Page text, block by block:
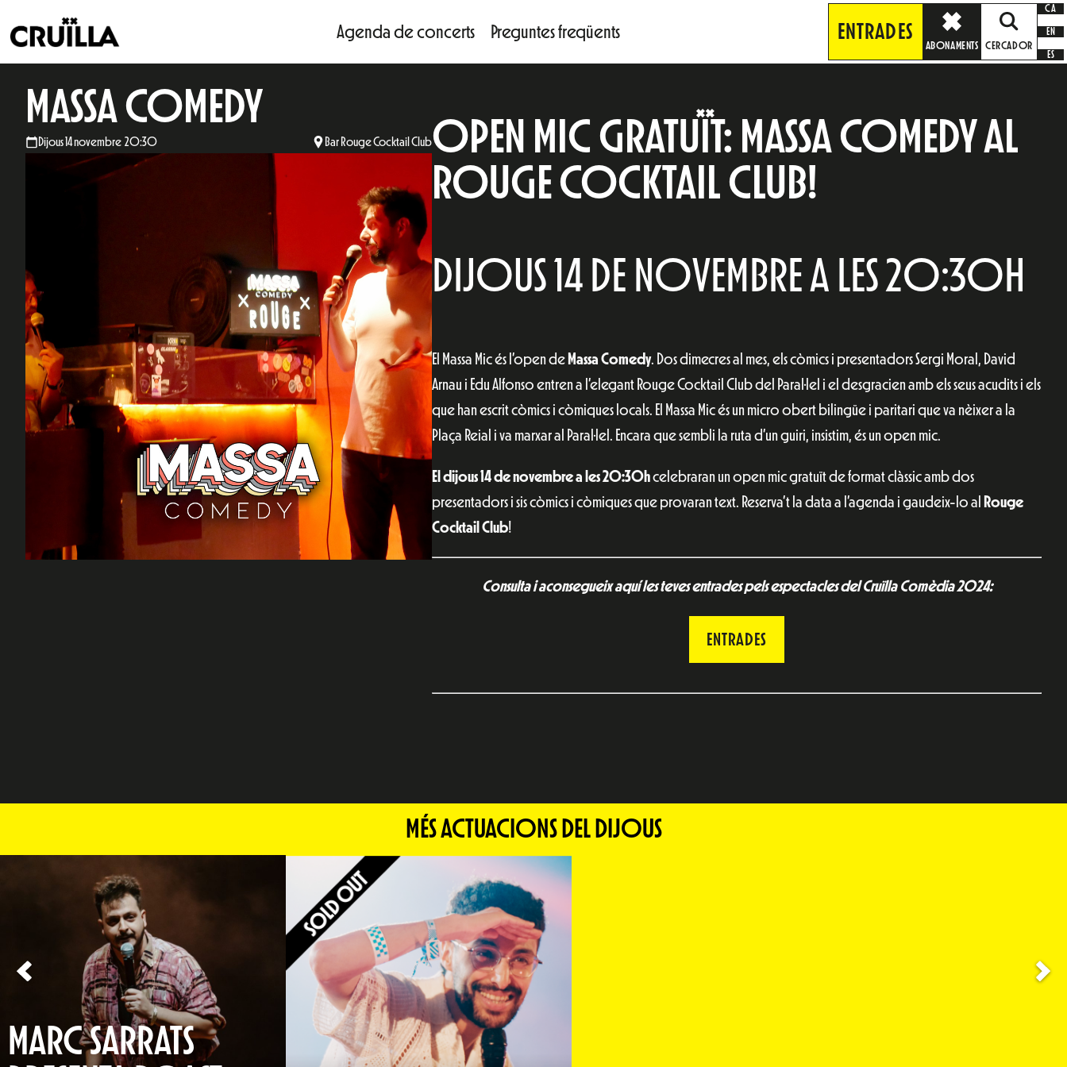
Agenda de concerts Preguntes freqüents ENTRADES
ABONAMENTS CERCADOR
CA
EN
ES
MASSA COMEDY
Dijous 14 novembre 20:30 Bar Rouge Cocktail ClubOPEN MIC GRATUÏT: MASSA COMEDY AL
ROUGE COCKTAIL CLUB!
DIJOUS 14 DE NOVEMBRE A LES 20:30H
El Massa Mic és l’open de Massa Comedy. Dos dimecres al mes, els còmics i presentadors Sergi Moral, David
Arnau i Edu Alfonso entren a l’elegant Rouge Cocktail Club del Paral·lel i el desgracien amb els seus acudits i els
que han escrit còmics i còmiques locals. El Massa Mic és un micro obert bilingüe i paritari que va nèixer a la
Plaça Reial i va marxar al Paral·lel. Encara que sembli la ruta d’un guiri, insistim, és un open mic.
El dijous 14 de novembre a les 20:30hcelebraran un open mic gratuït de format clàssic amb dos
presentadors i sis còmics i còmiques que provaran text. Reserva’t la data a l’agenda i gaudeix-lo al Rouge
Cocktail Club!
Consulta i aconsegueix aquí les teves entrades pels espectacles del Cruïlla Comèdia 2024:
ENTRADES
MÉS ACTUACIONS DEL DIJOUS
MARC SARRATS